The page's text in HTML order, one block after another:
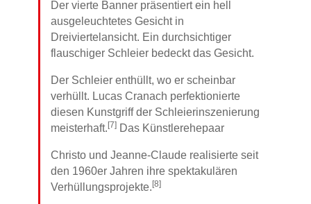
Der vierte Banner präsentiert ein hell
ausgeleuchtetes Gesicht in
Dreiviertelansicht. Ein durchsichtiger
flauschiger Schleier bedeckt das Gesicht.
Der Schleier enthüllt, wo er scheinbar
verhüllt. Lucas Cranach perfektionierte
diesen Kunstgriff der Schleierinszenierung
meisterhaft.[7] Das Künstlerehepaar
Christo und Jeanne-Claude realisierte seit
den 1960er Jahren ihre spektakulären
Verhüllungsprojekte.[8]